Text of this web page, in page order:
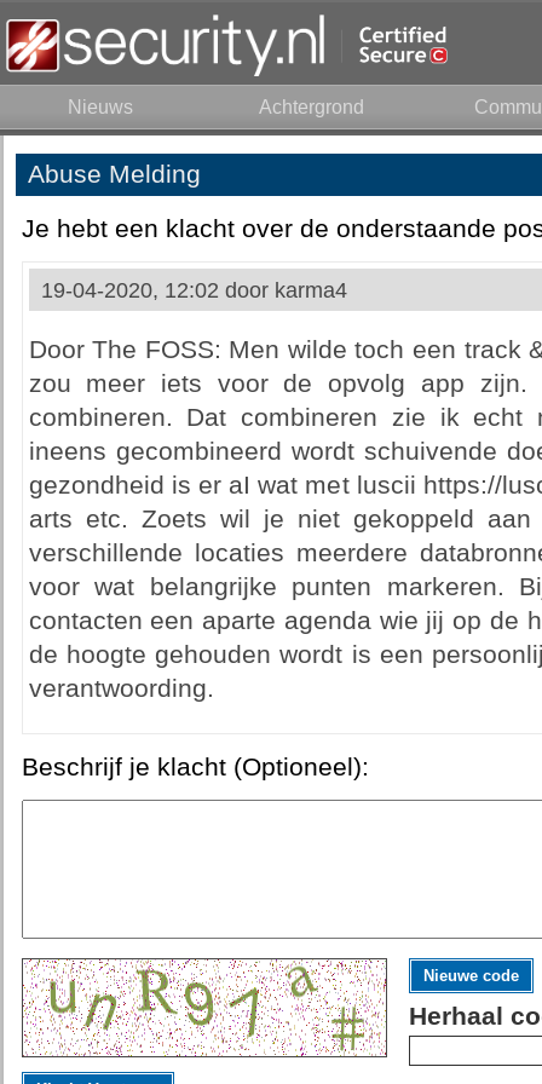
Nieuws Achtergrond
Abuse Melding
Je hebt een klacht over de onderstaande
19-04-2020, 12:02 door karma4
Door The FOSS: Men wilde toch een track
zou meer iets voor de opvolg app
combineren. Dat combineren zie ik echt
ineens gecombineerd wordt schuivende
gezondheid is er aI wat met luscii https://
arts etc. Zoets wil je niet gekoppeld
verschillende locaties meerdere
voor wat belangrijke punten markeren.
contacten een aparte agenda wie jij op de
de hoogte gehouden wordt is een
verantwoording.
Beschrijf je klacht (Optioneel):
Nieuwe code
Herhaal